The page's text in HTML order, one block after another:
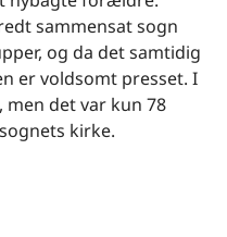
sammensat sogn
og da det samtidig
er voldsomt presset. I
men det var kun 78
kirke.